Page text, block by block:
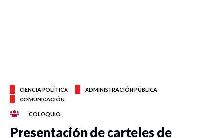
CIENCIA POLÍTICA
ADMINISTRACIÓN PÚBLICA
COMUNICACIÓN
COLOQUIO
Presentación de carteles de